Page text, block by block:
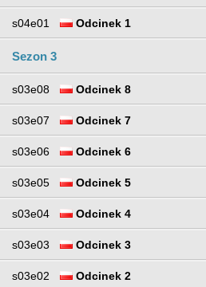
s04e01 Odcinek 1
Sezon 3
s03e08 Odcinek 8
s03e07 Odcinek 7
s03e06 Odcinek 6
s03e05 Odcinek 5
s03e04 Odcinek 4
s03e03 Odcinek 3
s03e02 Odcinek 2